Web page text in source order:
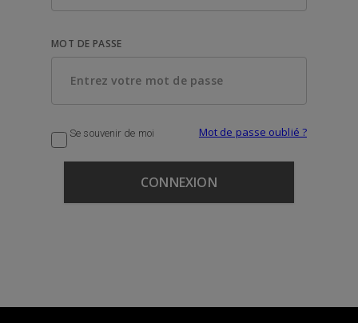
MOT DE PASSE
Se souvenir de moi Mot de passe oublié ?